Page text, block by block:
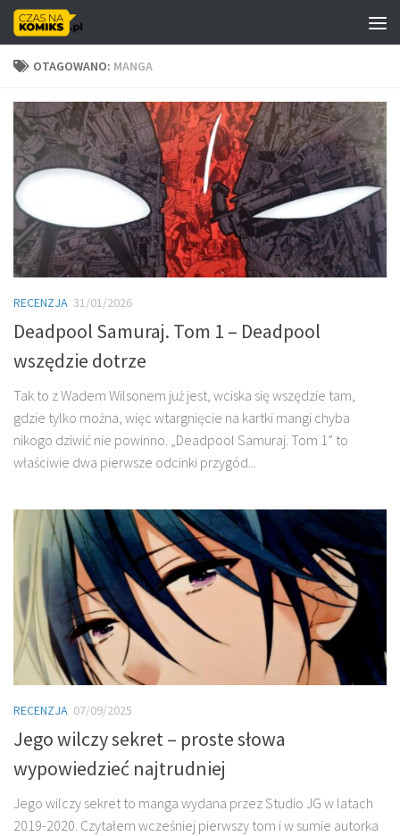
Skip to content
OTAGOWANO: MANGA
RECENZJA 31/01/2026
Deadpool Samuraj. Tom 1 – Deadpool
wszędzie dotrze
Tak to z Wadem Wilsonem już jest, wciska się wszędzie tam,
gdzie tylko można, więc wtargnięcie na kartki mangi chyba
nikogo dziwić nie powinno. „Deadpool Samuraj. Tom 1” to
właściwie dwa pierwsze odcinki przygód...
RECENZJA 07/09/2025
Jego wilczy sekret – proste słowa
wypowiedzieć najtrudniej
Jego wilczy sekret to manga wydana przez Studio JG w latach
2019-2020. Czytałem wcześniej pierwszy tom i w sumie autorka